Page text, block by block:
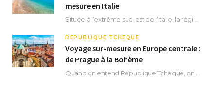
mesure en Italie
RÉPUBLIQUE TCHÈQUE
Voyage sur-mesure en Europe centrale :
de Prague à la Bohème